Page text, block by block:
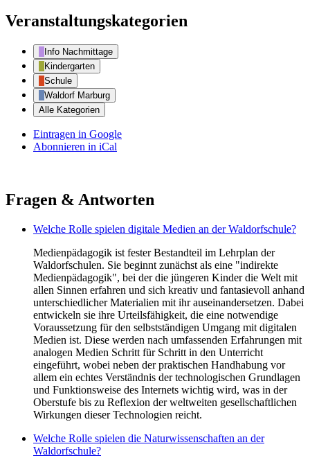
Veranstaltungskategorien
Info Nachmittage
Kindergarten
Schule
Waldorf Marburg
Alle Kategorien
Eintragen in Google
Abonnieren in iCal
Fragen & Antworten
Welche Rolle spielen digitale Medien an der Waldorfschule?
Medienpädagogik ist fester Bestandteil im Lehrplan der
Waldorfschulen. Sie beginnt zunächst als eine "indirekte
Medienpädagogik", bei der die jüngeren Kinder die Welt mit
allen Sinnen erfahren und sich kreativ und fantasievoll anhand
unterschiedlicher Materialien mit ihr auseinandersetzen. Dabei
entwickeln sie ihre Urteilsfähigkeit, die eine notwendige
Voraussetzung für den selbstständigen Umgang mit digitalen
Medien ist. Diese werden nach umfassenden Erfahrungen mit
analogen Medien Schritt für Schritt in den Unterricht
eingeführt, wobei neben der praktischen Handhabung vor
allem ein echtes Verständnis der technologischen Grundlagen
und Funktionsweise des Internets wichtig wird, was in der
Oberstufe bis zu Reflexion der weltweiten gesellschaftlichen
Wirkungen dieser Technologien reicht.
Welche Rolle spielen die Naturwissenschaften an der
Waldorfschule?